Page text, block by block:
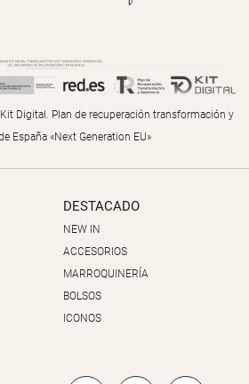
Digital. Plan de recuperación transformación y
España «Next Generation EU»
DESTACADO
NEW IN
ACCESORIOS
MARROQUINERÍA
BOLSOS
ICONOS